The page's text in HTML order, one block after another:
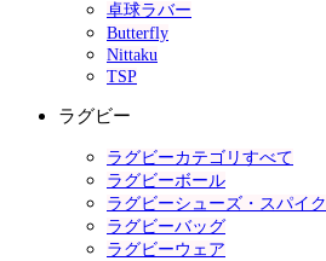
卓球ラバー
Butterfly
Nittaku
TSP
ラグビー
ラグビーカテゴリすべて
ラグビーボール
ラグビーシューズ・スパイク
ラグビーバッグ
ラグビーウェア